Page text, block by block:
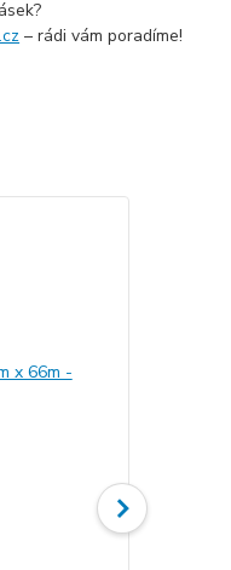
– rádi vám poradíme!